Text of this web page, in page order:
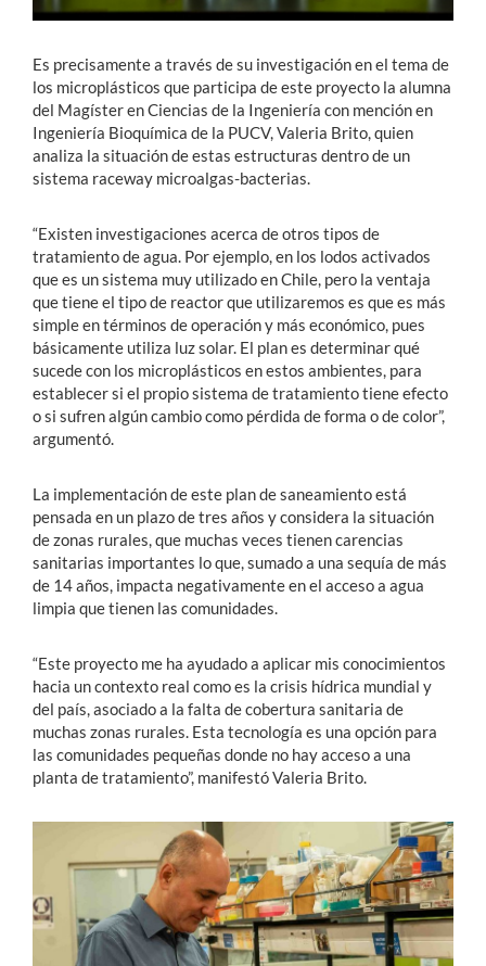
Es precisamente a través de su investigación en el tema de
los microplásticos que participa de este proyecto la alumna
del Magíster en Ciencias de la Ingeniería con mención en
Ingeniería Bioquímica de la PUCV, Valeria Brito, quien
analiza la situación de estas estructuras dentro de un
sistema raceway microalgas-bacterias.
“Existen investigaciones acerca de otros tipos de
tratamiento de agua. Por ejemplo, en los lodos activados
que es un sistema muy utilizado en Chile, pero la ventaja
que tiene el tipo de reactor que utilizaremos es que es más
simple en términos de operación y más económico, pues
básicamente utiliza luz solar. El plan es determinar qué
sucede con los microplásticos en estos ambientes, para
establecer si el propio sistema de tratamiento tiene efecto
o si sufren algún cambio como pérdida de forma o de color”,
argumentó.
La implementación de este plan de saneamiento está
pensada en un plazo de tres años y considera la situación
de zonas rurales, que muchas veces tienen carencias
sanitarias importantes lo que, sumado a una sequía de más
de 14 años, impacta negativamente en el acceso a agua
limpia que tienen las comunidades.
“Este proyecto me ha ayudado a aplicar mis conocimientos
hacia un contexto real como es la crisis hídrica mundial y
del país, asociado a la falta de cobertura sanitaria de
muchas zonas rurales. Esta tecnología es una opción para
las comunidades pequeñas donde no hay acceso a una
planta de tratamiento”, manifestó Valeria Brito.